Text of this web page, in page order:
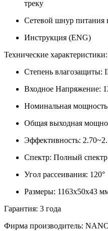
треку
Сетевой шнур питания
Инструкция (ENG)
Технические характеристики:
Степень влагозащиты:
Входное Напряжение:
Номинальная
Общая выходная
Эффективность:
Спектр: Полный
Угол рассеивания: 120°
Размеры: 1163x50x43
Гарантия: 3 года
Фирма производитель: